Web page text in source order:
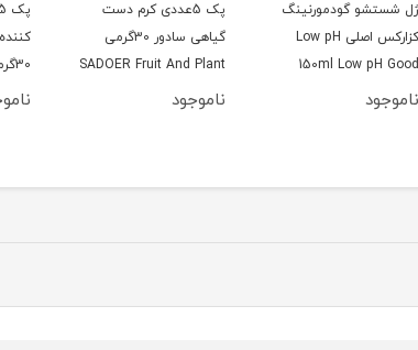
پک 5عددی کرم دست
گیاهی سادور 30گرمی
SADOER Fruit And Plant
Fragrance Hand Cream
ناموجود
پک 5عددی کرم مرطوب
کننده دست شیر سادور
30گرمی
ناموجود
کرم